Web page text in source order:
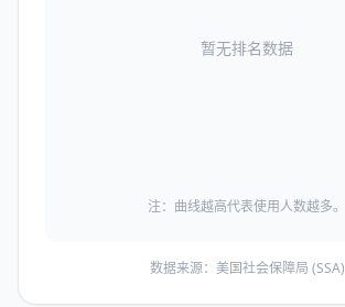
暂无排名数据
注：曲线越高代表使用人数越多。
数据来源：美国社会保障局 (SSA)